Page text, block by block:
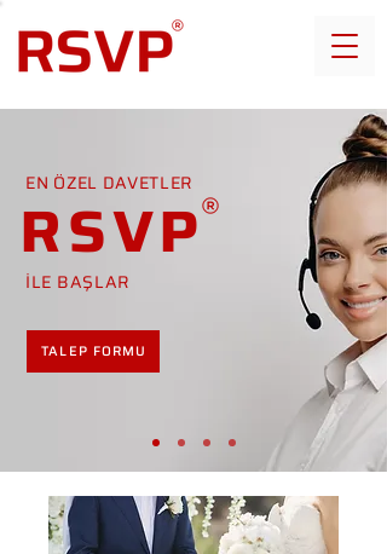
EN ÖZEL DAVETLER
RSVP
İLE BAŞLAR
TALEP FORMU